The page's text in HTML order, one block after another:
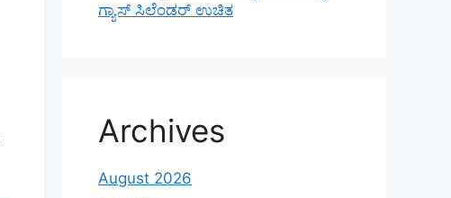
ಗ್ಯಾಸ್ ಸಿಲೆಂಡರ್ ಉಚಿತ
Archives
August 2026